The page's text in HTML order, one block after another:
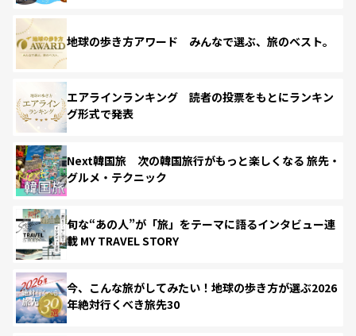
地球の歩き方アワード みんなで選ぶ、旅のベスト。
エアラインランキング 読者の投票をもとにランキン
グ形式で発表
Next韓国旅 次の韓国旅行がもっと楽しくなる 旅先・
グルメ・テクニック
旬な“あの人”が「旅」をテーマに語るインタビュー連
載 MY TRAVEL STORY
今、こんな旅がしてみたい！地球の歩き方が選ぶ2026
年絶対行くべき旅先30